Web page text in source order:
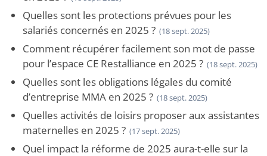
Quelles sont les protections prévues pour les
salariés concernés en 2025 ? (18 sept. 2025)
Comment récupérer facilement son mot de passe
pour l’espace CE Restalliance en 2025 ? (18 sept. 2025)
Quelles sont les obligations légales du comité
d’entreprise MMA en 2025 ? (18 sept. 2025)
Quelles activités de loisirs proposer aux assistantes
maternelles en 2025 ? (17 sept. 2025)
Quel impact la réforme de 2025 aura-t-elle sur la